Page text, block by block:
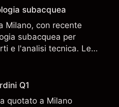
subacquea
Milano, con recente
subacquea per
e l'analisi tecnica. Le
dei risultati futuri.
Q1
quotato a Milano